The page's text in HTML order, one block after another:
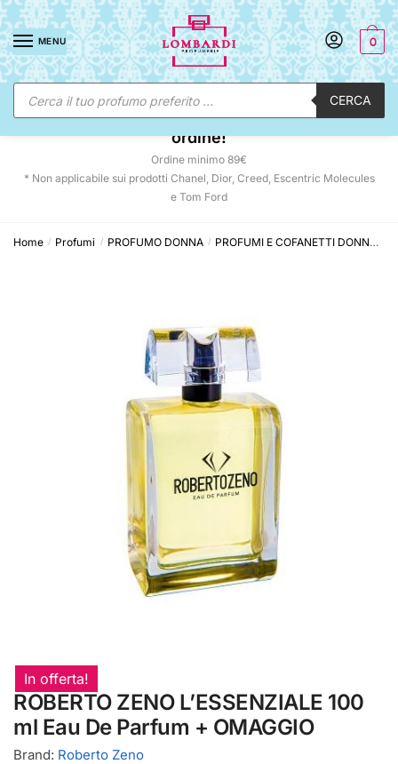
Skip
to
navigation
Skip
to
content
MENU
Ricerca
prodotti CERCA
0
☀️ SUNNY DAYS:-12% automatico sul tuo
ordine!
Ordine minimo 89€
* Non applicabile sui prodotti Chanel, Dior, Creed, Escentric Molecules
e Tom Ford
Home / Profumi / PROFUMO DONNA / PROFUMI E COFANETTI DONNA
In offerta!
ROBERTO ZENO L’ESSENZIALE 100
ml Eau De Parfum + OMAGGIO
Brand: Roberto Zeno